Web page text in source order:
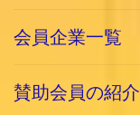
会員企業一覧
賛助会員の紹介